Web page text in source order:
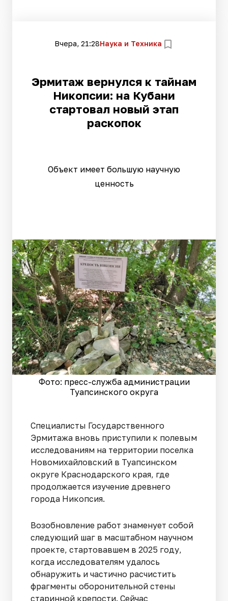
Вчера, 21:28Наука и Техника
Эрмитаж вернулся к тайнам
Никопсии: на Кубани
стартовал новый этап
раскопок
Объект имеет большую научную
ценность
Фото: пресс-служба администрации
Туапсинского округа
Специалисты Государственного
Эрмитажа вновь приступили к полевым
исследованиям на территории поселка
Новомихайловский в Туапсинском
округе Краснодарского края, где
продолжается изучение древнего
города Никопсия.
Возобновление работ знаменует собой
следующий шаг в масштабном научном
проекте, стартовавшем в 2025 году,
когда исследователям удалось
обнаружить и частично расчистить
фрагменты оборонительной стены
старинной крепости. Сейчас